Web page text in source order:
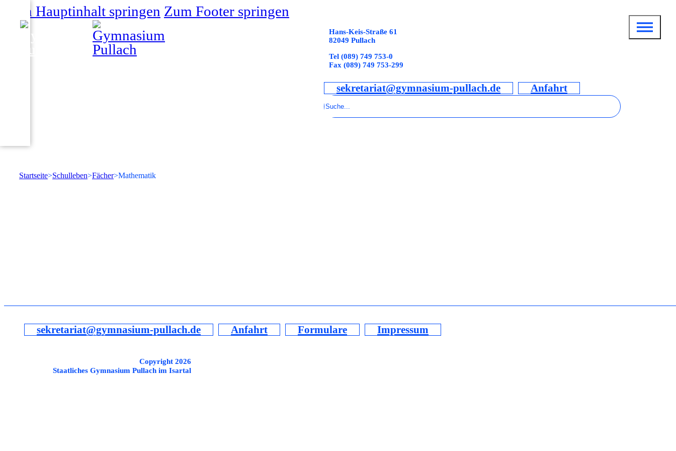
Zum Hauptinhalt springen Zum Footer springen
Hans-Keis-Straße 61
82049 Pullach
Tel (089) 749 753-0
Fax (089) 749 753-299
sekretariat@gymnasium-pullach.de
Anfahrt
Suchen
Startseite Schulleben Fächer Mathematik
sekretariat@gymnasium-pullach.de Anfahrt Formulare Impressum
Copyright 2026
Staatliches Gymnasium Pullach im Isartal